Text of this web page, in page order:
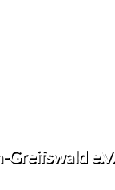
e.V.